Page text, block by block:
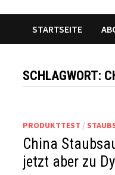
STARTSEITE
SCHLAGWORT:
PRODUKTTEST /
China
jetzt aber zu